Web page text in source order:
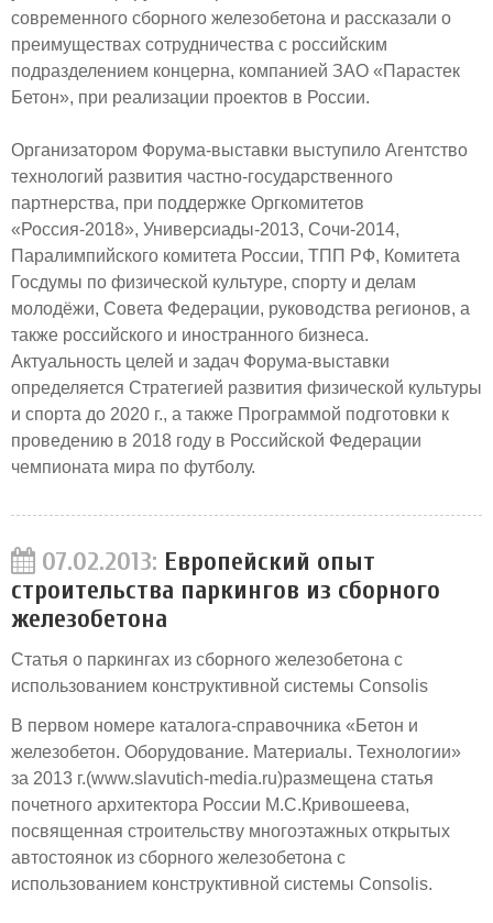
современного сборного железобетона и рассказали о
преимуществах сотрудничества с российским
подразделением концерна, компанией ЗАО «Парастек
Бетон», при реализации проектов в России.
Организатором Форума-выставки выступило Агентство
технологий развития частно-государственного
партнерства, при поддержке Оргкомитетов
«Россия-2018», Универсиады-2013, Сочи-2014,
Паралимпийского комитета России, ТПП РФ, Комитета
Госдумы по физической культуре, спорту и делам
молодёжи, Совета Федерации, руководства регионов, а
также российского и иностранного бизнеса.
Актуальность целей и задач Форума-выставки
определяется Стратегией развития физической культуры
и спорта до 2020 г., а также Программой подготовки к
проведению в 2018 году в Российской Федерации
чемпионата мира по футболу.
07.02.2013: Европейский опыт
строительства паркингов из сборного
железобетона
Статья о паркингах из сборного железобетона с
использованием конструктивной системы Consolis
В первом номере каталога-справочника «Бетон и
железобетон. Оборудование. Материалы. Технологии»
за 2013 г.(www.slavutich-media.ru)размещена статья
почетного архитектора России М.С.Кривошеева,
посвященная строительству многоэтажных открытых
автостоянок из сборного железобетона с
использованием конструктивной системы Consolis.